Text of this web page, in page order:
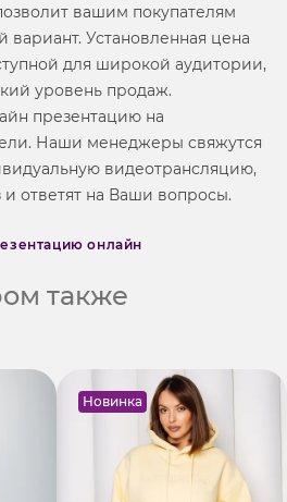
вашим покупателям
вариант. Установленная цена
для широкой аудитории,
уровень продаж.
презентацию на
Наши менеджеры свяжутся
видеотрансляцию,
и ответят на Ваши вопросы.
онлайн
также
Новинка